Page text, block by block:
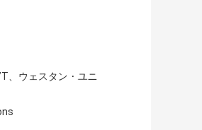
、ウェスタン・ユニ